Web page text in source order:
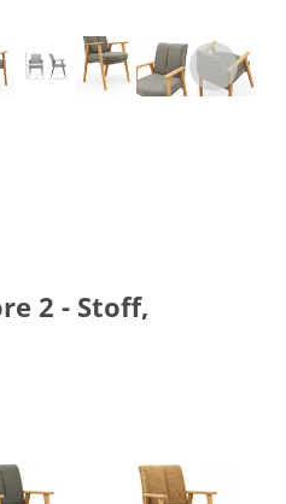
2 - Stoff,